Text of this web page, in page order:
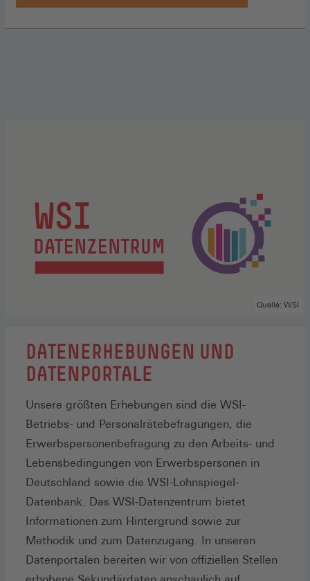
DATENERHEBUNGEN UND
DATENPORTALE
Unsere größten Erhebungen sind die WSI-
Betriebs- und Personalrätebefragungen, die
Erwerbspersonenbefragung zu den Arbeits- und
Lebensbedingungen von Erwerbspersonen in
Deutschland sowie die WSI-Lohnspiegel-
Datenbank. Das WSI-Datenzentrum bietet
Informationen zum Hintergrund sowie zur
Methodik und zum Datenzugang. In unseren
Datenportalen bereiten wir von offiziellen Stellen
Quelle: WSI